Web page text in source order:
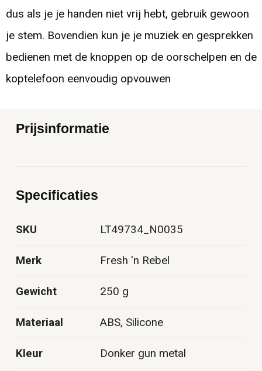
dus als je je handen niet vrij hebt, gebruik gewoon
je stem. Bovendien kun je je muziek en gesprekken
bedienen met de knoppen op de oorschelpen en de
koptelefoon eenvoudig opvouwen
Prijsinformatie
Specificaties
SKU LT49734_N0035
Merk Fresh 'n Rebel
Gewicht 250 g
Materiaal ABS, Silicone
Kleur Donker gun metal